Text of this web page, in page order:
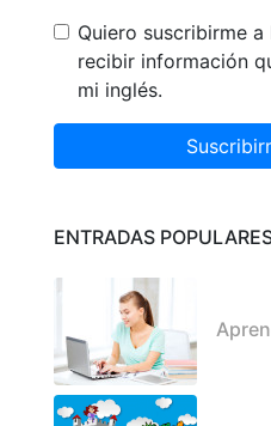
Quiero suscribirme a
recibir información
mi inglés.
ENTRADAS